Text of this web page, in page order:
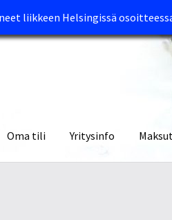
liikkeen Helsingissä
Oma tili Yritysinfo